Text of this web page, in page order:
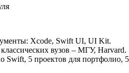
Xcode, Swift UI, UI Kit.
вузов – МГУ, Harvard.
Swift, 5 проектов для портфолио,